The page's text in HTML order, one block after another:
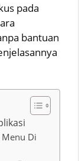
pada
bantuan
Menu Di